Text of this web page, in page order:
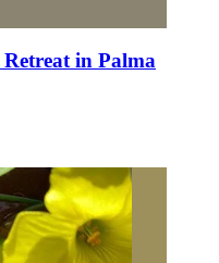
in Palma